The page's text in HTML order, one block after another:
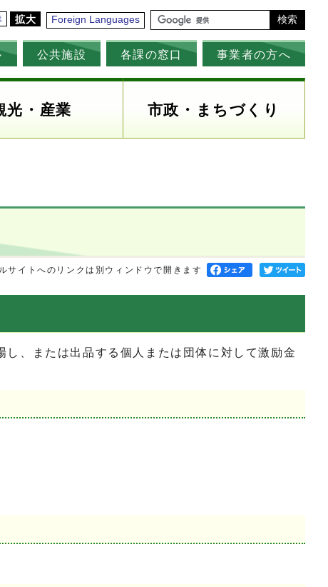
拡大 Foreign Languages 検索
公共施設 各課の窓口 事業者の方へ
光・産業 市政・まちづくり
サイトへのリンクは別ウィンドウで開きます
、または出品する個人または団体に対して激励金